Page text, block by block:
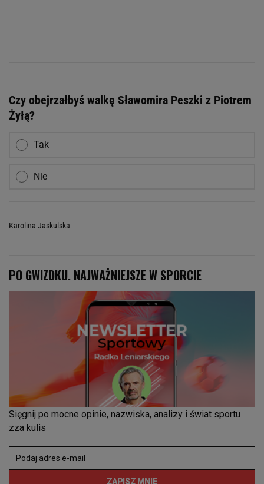
Czy obejrzałbyś walkę Sławomira Peszki z Piotrem
Żyłą?
Tak
Nie
Karolina Jaskulska